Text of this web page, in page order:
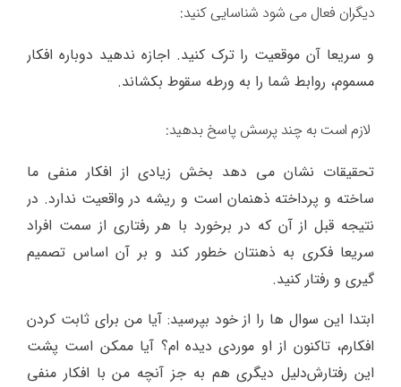
ﺩﯾﮕﺮﺍﻥ ﻓﻌﺎﻝ ﻣﯽ ﺷﻮﺩ ﺷﻨﺎﺳﺎﯾﯽ ﮐﻨﯿﺪ:
ﻭ ﺳﺮﯾﻌﺎ ﺁﻥ ﻣﻮﻗﻌﯿﺖ ﺭﺍ ﺗﺮﮎ ﮐﻨﯿﺪ. ﺍﺟﺎﺯﻩ ﻧﺪﻫﯿﺪ ﺩﻭﺑﺎﺭﻩ ﺍﻓﮑﺎﺭ
ﻣﺴﻤﻮﻡ، روابط ﺷﻤﺎ ﺭﺍ ﺑﻪ ﻭﺭﻃﻪ ﺳﻘﻮﻁ ﺑﮑﺸﺎﻧﺪ.
ﻻ‌ﺯﻡ ﺍﺳﺖ ﺑﻪ ﭼﻨﺪ ﭘﺮﺳﺶ ﭘﺎﺳﺦ ﺑﺪﻫﯿﺪ:
ﺗﺤﻘﯿﻘﺎﺕ ﻧﺸﺎﻥ ﻣﯽ ﺩﻫﺪ ﺑﺨﺶ ﺯﯾﺎﺩﯼ ﺍﺯ ﺍﻓﮑﺎﺭ ﻣﻨﻔﯽ ﻣﺎ
ﺳﺎﺧﺘﻪ ﻭ ﭘﺮﺩﺍﺧﺘﻪ ﺫﻫﻨﻤﺎﻥ ﺍﺳﺖ ﻭ ﺭﯾﺸﻪ ﺩﺭ ﻭﺍﻗﻌﯿﺖ ﻧﺪﺍﺭﺩ. ﺩﺭ
ﻧﺘﯿﺠﻪ ﻗﺒﻞ ﺍﺯ ﺁﻥ ﮐﻪ ﺩﺭ ﺑﺮﺧﻮﺭﺩ ﺑﺎ ﻫﺮ ﺭﻓﺘﺎﺭﯼ ﺍﺯ ﺳﻤﺖ افراد
ﺳﺮﯾﻌﺎ ﻓﮑﺮﯼ ﺑﻪ ﺫﻫﻨﺘﺎﻥ ﺧﻄﻮﺭ ﮐﻨﺪ ﻭ ﺑﺮ ﺁﻥ ﺍﺳﺎﺱ ﺗﺼﻤﯿﻢ
ﮔﯿﺮﯼ ﻭ ﺭﻓﺘﺎﺭ ﮐﻨﯿﺪ.
ﺍﺑﺘﺪﺍ ﺍﯾﻦ ﺳﻮﺍﻝ ﻫﺎ ﺭﺍ ﺍﺯ ﺧﻮﺩ ﺑﭙﺮﺳﯿﺪ: ﺁﯾﺎ ﻣﻦ ﺑﺮﺍﯼ ﺛﺎﺑﺖ ﮐﺮﺩﻥ
ﺍﻓﮑﺎﺭﻡ، ﺗﺎﮐﻨﻮﻥ ﺍﺯ ﺍﻭ ﻣﻮﺭﺩﯼ ﺩﯾﺪﻩ ﺍﻡ؟ ﺁﯾﺎ ﻣﻤﮑﻦ ﺍﺳﺖ ﭘﺸﺖ
ﺍﯾﻦ ﺭﻓﺘﺎﺭشﺩﻟﯿﻞ ﺩﯾﮕﺮﯼ ﻫﻢ ﺑﻪ ﺟﺰ ﺁﻧﭽﻪ ﻣﻦ ﺑﺎ ﺍﻓﮑﺎﺭ ﻣﻨﻔﯽ